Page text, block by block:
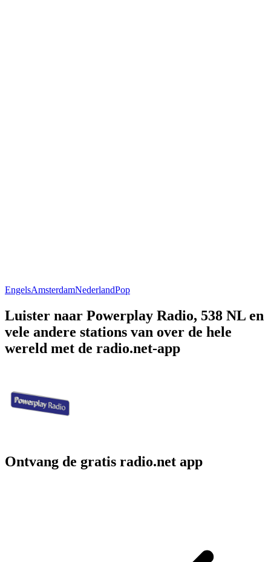
EngelsAmsterdamNederlandPop
Luister naar Powerplay Radio, 538 NL en
vele andere stations van over de hele
wereld met de radio.net-app
Ontvang de gratis radio.net app